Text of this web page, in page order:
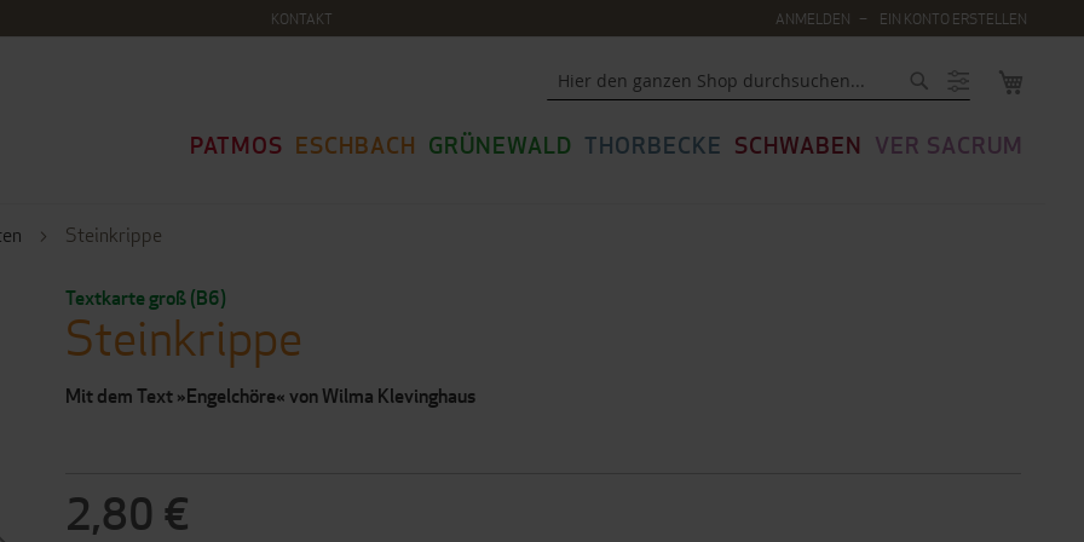
KONTAKT ANMELDEN EIN KONTO ERSTELLEN
PATMOS ESCHBACH GRÜNEWALD THORBECKE SCHWABEN VER SACRUM
Steinkrippe
Textkarte groß (B6)
Steinkrippe
Mit dem Text »Engelchöre« von Wilma Klevinghaus
2,80 €